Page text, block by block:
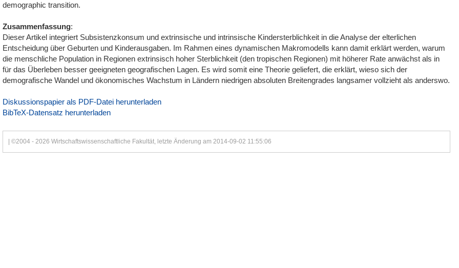
demographic transition.
Zusammenfassung:
Dieser Artikel integriert Subsistenzkonsum und extrinsische und intrinsische Kindersterblichkeit in die Analyse der elterlichen
Entscheidung über Geburten und Kinderausgaben. Im Rahmen eines dynamischen Makromodells kann damit erklärt werden, warum
die menschliche Population in Regionen extrinsisch hoher Sterblichkeit (den tropischen Regionen) mit höherer Rate anwächst als in
für das Überleben besser geeigneten geografischen Lagen. Es wird somit eine Theorie geliefert, die erklärt, wieso sich der
demografische Wandel und ökonomisches Wachstum in Ländern niedrigen absoluten Breitengrades langsamer vollzieht als anderswo.
Diskussionspapier als PDF-Datei herunterladen
BibTeX-Datensatz herunterladen
| ©2004 - 2026 Wirtschaftswissenschaftliche Fakultät, letzte Änderung am 2014-09-02 11:55:06